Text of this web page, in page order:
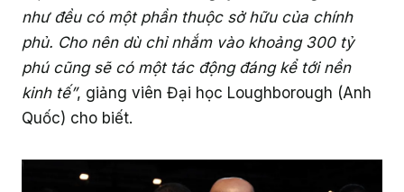
như đều có một phần thuộc sở hữu của chính
phủ. Cho nên dù chỉ nhắm vào khoảng 300 tỷ
phú cũng sẽ có một tác động đáng kể tới nền
kinh tế”, giảng viên Đại học Loughborough (Anh
Quốc) cho biết.